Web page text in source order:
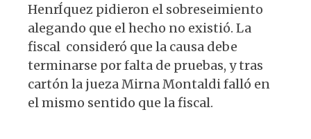
HenrÍquez pidieron el sobreseimiento
alegando que el hecho no existió. La
fiscal consideró que la causa debe
terminarse por falta de pruebas, y tras
cartón la jueza Mirna Montaldi falló en
el mismo sentido que la fiscal.